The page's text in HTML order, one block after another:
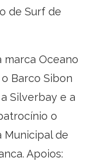
de Surf de
Oceano
Barco Sibon
Silverbay e a
o
de
Apoios: